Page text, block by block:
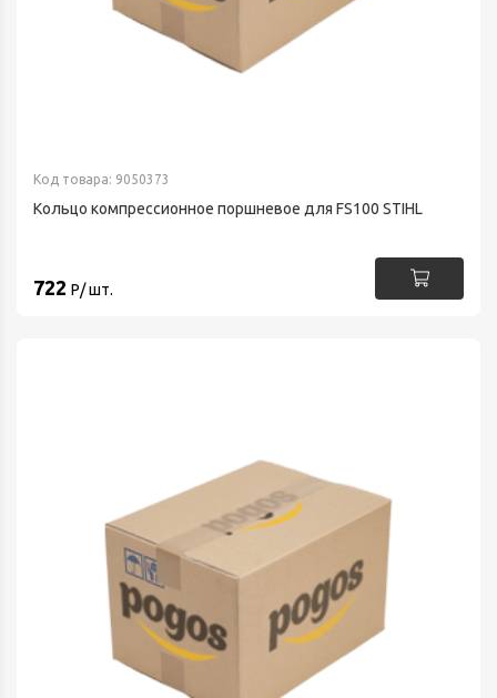
Код товара: 9050373
Кольцо компрессионное поршневое для FS100 STIHL
722 Р/ шт.